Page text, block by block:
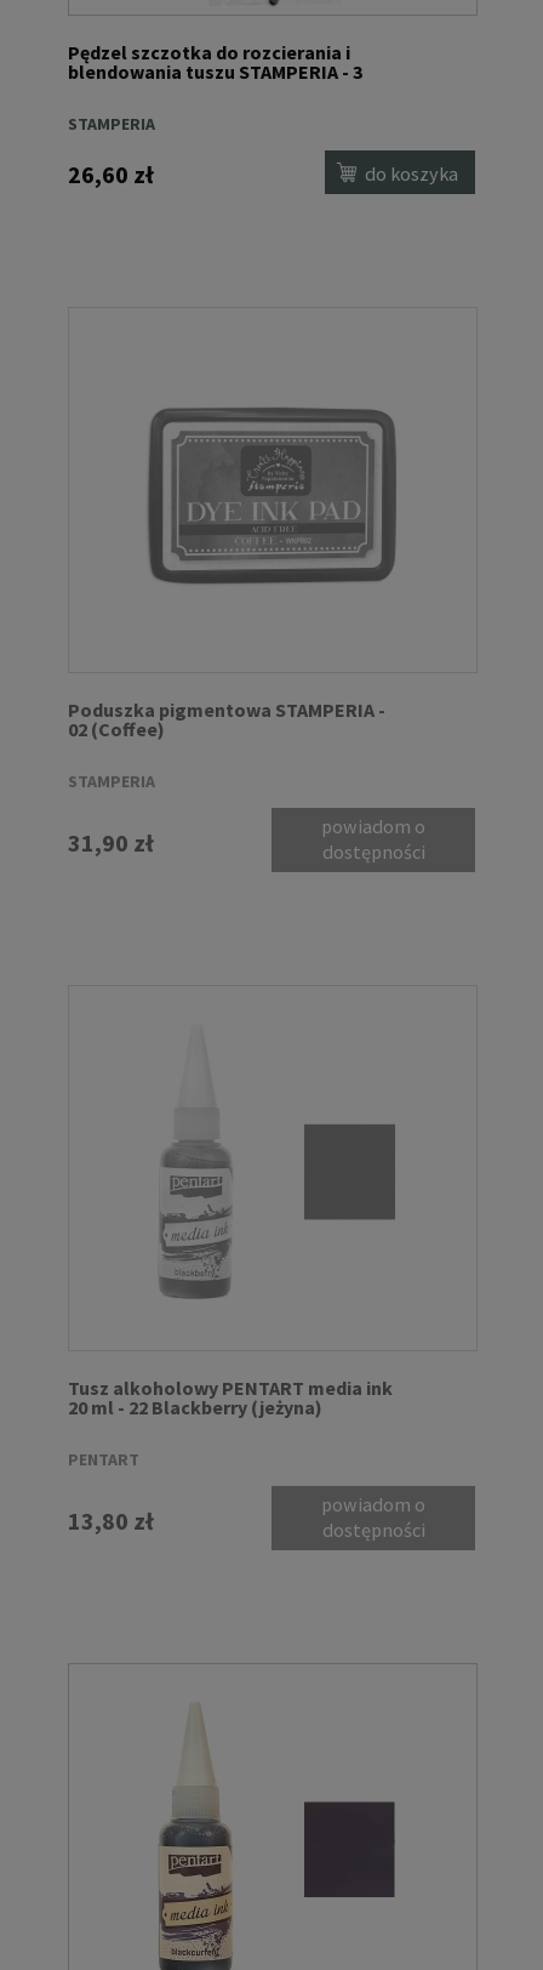
Pędzel szczotka do rozcierania i
blendowania tuszu STAMPERIA - 3
STAMPERIA
26,60 zł do koszyka
Poduszka pigmentowa STAMPERIA -
02 (Coffee)
STAMPERIA
31,90 zł
powiadom o
dostępności
Tusz alkoholowy PENTART media ink
20 ml - 22 Blackberry (jeżyna)
PENTART
13,80 zł
powiadom o
dostępności